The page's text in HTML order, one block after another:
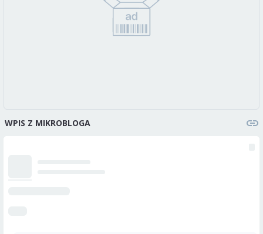
WPIS Z MIKROBLOGA